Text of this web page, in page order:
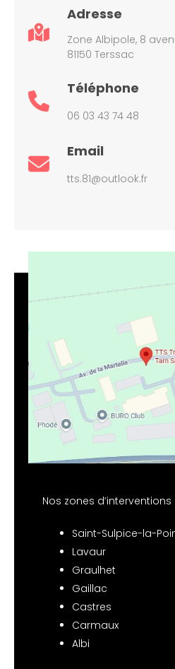
Adresse
Zone Albipole, 8
81150 Terssac
Téléphone
06 03 43 74 48
Email
tts.81@outlook.fr
Nos zones d’interventions
Saint-Sulpice-la-
Lavaur
Graulhet
Gaillac
Castres
Carmaux
Albi